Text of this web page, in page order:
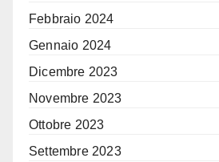
Febbraio 2024
Gennaio 2024
Dicembre 2023
Novembre 2023
Ottobre 2023
Settembre 2023